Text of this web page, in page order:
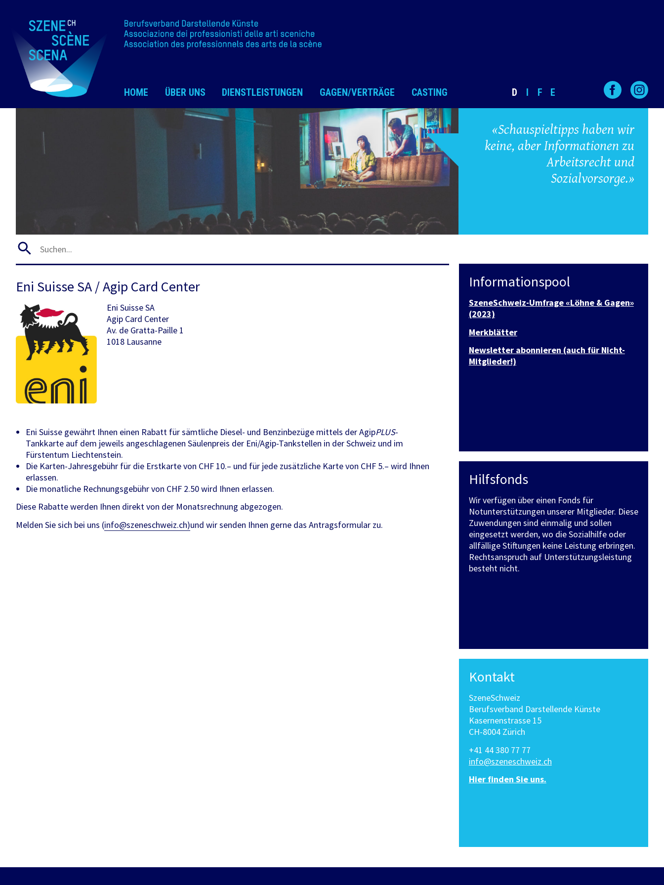
HOME ÜBER UNS DIENSTLEISTUNGEN GAGEN/VERTRÄGE CASTING D I F E
«Schauspieltipps haben wir
keine, aber Informationen zu
Arbeitsrecht und
Sozialvorsorge.»
Eni Suisse SA / Agip Card Center
Eni Suisse SA
Agip Card Center
Av. de Gratta-Paille 1
1018 Lausanne
Eni Suisse gewährt Ihnen einen Rabatt für sämtliche Diesel- und Benzinbezüge mittels der AgipPLUS-
Tankkarte auf dem jeweils angeschlagenen Säulenpreis der Eni/Agip-Tankstellen in der Schweiz und im
Fürstentum Liechtenstein.
Die Karten-Jahresgebühr für die Erstkarte von CHF 10.– und für jede zusätzliche Karte von CHF 5.– wird Ihnen
erlassen.
Die monatliche Rechnungsgebühr von CHF 2.50 wird Ihnen erlassen.
Diese Rabatte werden Ihnen direkt von der Monatsrechnung abgezogen.
Melden Sie sich bei uns (info@szeneschweiz.ch)und wir senden Ihnen gerne das Antragsformular zu.
Informationspool
SzeneSchweiz-Umfrage «Löhne & Gagen»
(2023)
Merkblätter
Newsletter abonnieren (auch für Nicht-
Mitglieder!)
Hilfsfonds
Wir verfügen über einen Fonds für
Notunterstützungen unserer Mitglieder. Diese
Zuwendungen sind einmalig und sollen
eingesetzt werden, wo die Sozialhilfe oder
allfällige Stiftungen keine Leistung erbringen.
Rechtsanspruch auf Unterstützungsleistung
besteht nicht.
Kontakt
SzeneSchweiz
Berufsverband Darstellende Künste
Kasernenstrasse 15
CH-8004 Zürich
+41 44 380 77 77
info@szeneschweiz.ch
Hier finden Sie uns.